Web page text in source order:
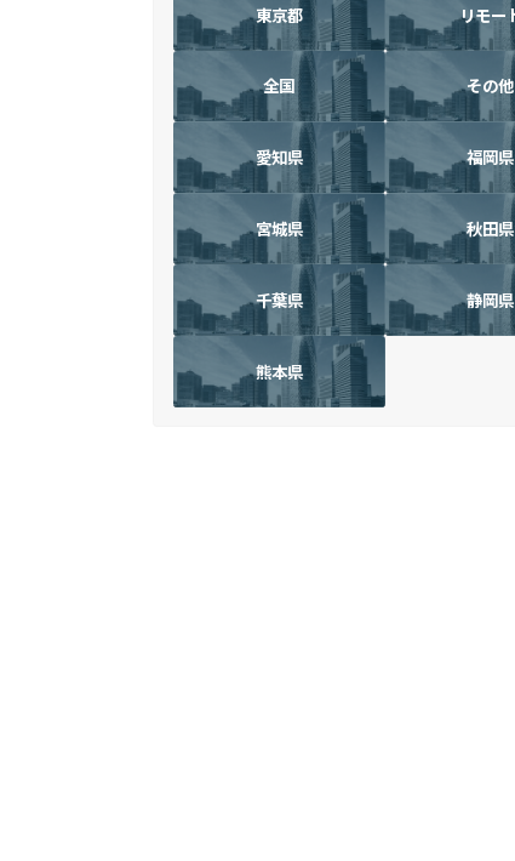
東京都 リモー
全国 その他
愛知県 福岡県
宮城県 秋田県
千葉県 静岡県
熊本県